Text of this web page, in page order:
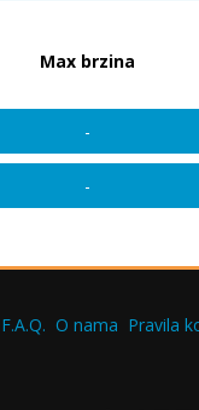
Max brzina
-
-
F.A.Q. O nama Pravila